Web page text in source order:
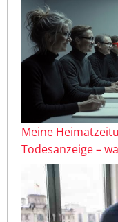
Meine
Todesanzeige –